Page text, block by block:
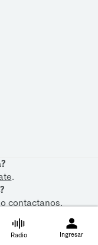
.
contactanos.
Radio Ingresar